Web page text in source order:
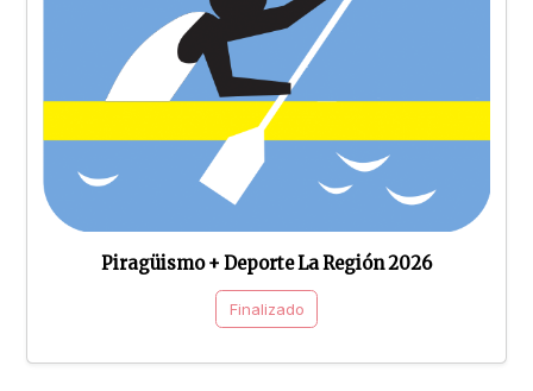
Piragüismo + Deporte La Región 2026
Finalizado